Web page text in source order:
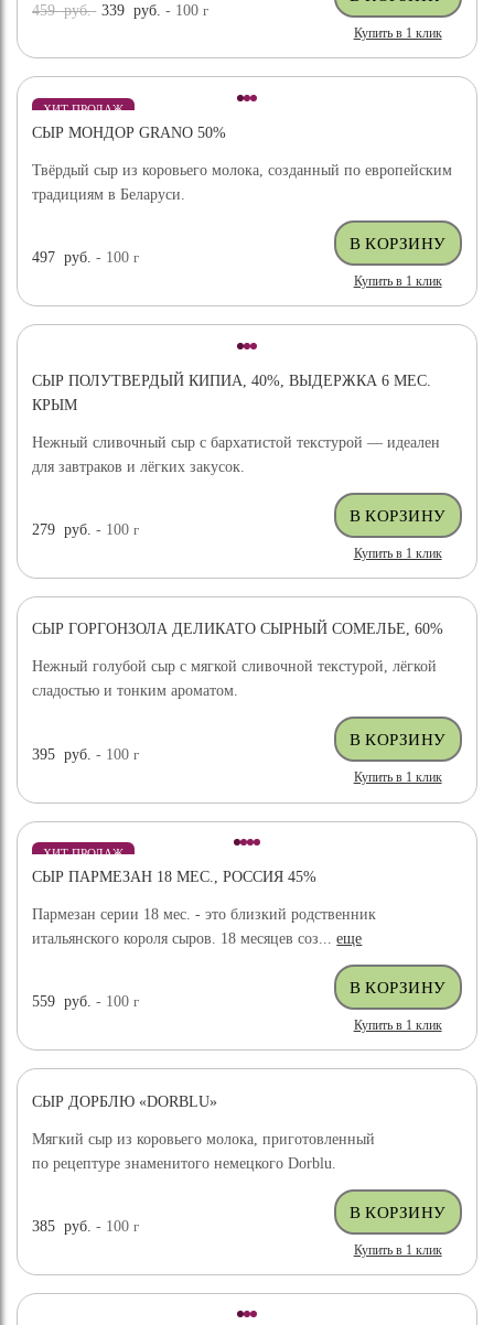
459руб. 339 руб. - 100г
Купить в 1 клик
ХИТ ПРОДАЖ
СЫР МОНДОР GRANO 50%
Твёрдый сыр из коровьего молока, созданный по европейским
традициям в Беларуси.
497 руб. - 100г
Купить в 1 клик
СЫР ПОЛУТВЕРДЫЙ КИПИА, 40%, ВЫДЕРЖКА 6 МЕС.
КРЫМ
Нежный сливочный сыр с бархатистой текстурой — идеален
для завтраков и лёгких закусок.
279 руб. - 100г
Купить в 1 клик
СЫР ГОРГОНЗОЛА ДЕЛИКАТО СЫРНЫЙ СОМЕЛЬЕ, 60%
Нежный голубой сыр с мягкой сливочной текстурой, лёгкой
сладостью и тонким ароматом.
395 руб. - 100г
Купить в 1 клик
ХИТ ПРОДАЖ
СЫР ПАРМЕЗАН 18 МЕС., РОССИЯ 45%
Пармезан серии 18 мес. - это близкий родственник
итальянского короля сыров. 18 месяцев соз...еще
559 руб. - 100г
Купить в 1 клик
СЫР ДОРБЛЮ «DORBLU»
Мягкий сыр из коровьего молока, приготовленный
по рецептуре знаменитого немецкого Dorblu.
385 руб. - 100г
Купить в 1 клик